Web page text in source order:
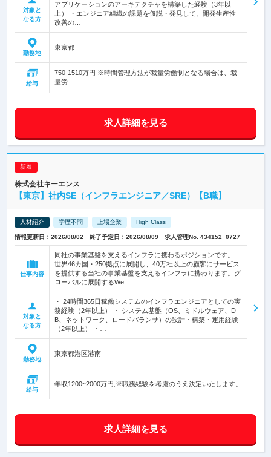
対象と
なる方
アプリケーションのアーキテクチャを構築した経験（3年以
上） ・エンジニア組織の課題を仮説・発見して、開発生産性
改善の…
勤務地
東京都
給与
750-1510万円 ※時間管理方法が裁量労働制となる場合は、裁
量労…
求人詳細を見る
株式会社キーエンス
【東京】社内SE（インフラエンジニア／SRE）【B職】
人材紹介 学歴不問 上場企業 High Class
情報更新日：2026/08/02 終了予定日：2026/08/09 求人管理No. 434152_0727
仕事内容
同社の事業基盤を支えるインフラに携わるポジションです。
世界46カ国・250拠点に展開し、40万社以上の顧客にサービス
を提供する当社の事業基盤を支えるインフラに携わります。グ
ローバルに展開するWe…
対象と
なる方
・ 24時間365日稼働システムのインフラエンジニアとしての実
務経験（2年以上） ・ システム基盤（OS、ミドルウェア、D
B、ネットワーク、ロードバランサ）の設計・構築・運用経験
（2年以上） ・…
勤務地
東京都港区港南
給与
年収1200~2000万円,※職務経験を考慮のうえ決定いたします。
求人詳細を見る